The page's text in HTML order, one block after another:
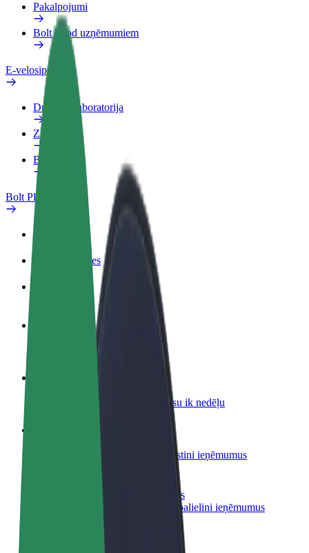
Pakalpojumi
Bolt Food uzņēmumiem
E-velosipēdi
Drošības laboratorija
Ziņot
BUJ
Bolt Plus
Ieguvumi
Kā pievienoties
Kļūsti par autovadītāju
Gūsti ieņēmumus, kā vēlies
Piegādā ēdienu un saņem izmaksu ik nedēļu
Sasniedz vairāk klientu un paaugstini ieņēmumus
Reģistrējies kā autoparka īpašnieks
Pievieno savu autoparku Bolt un palielini ieņēmumus